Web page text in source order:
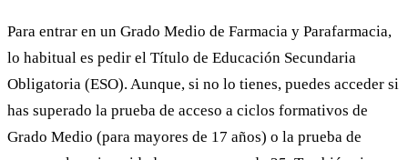
Para entrar en un Grado Medio de Farmacia y Parafarmacia,
lo habitual es pedir el Título de Educación Secundaria
Obligatoria (ESO). Aunque, si no lo tienes, puedes acceder si
has superado la prueba de acceso a ciclos formativos de
Grado Medio (para mayores de 17 años) o la prueba de